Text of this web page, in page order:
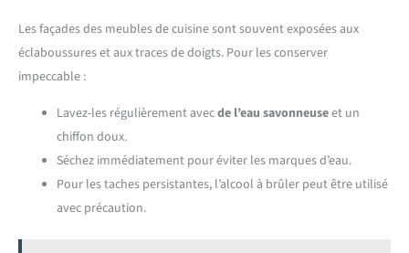
Les façades des meubles de cuisine sont souvent exposées aux
éclaboussures et aux traces de doigts. Pour les conserver
impeccable :
Lavez-les régulièrement avecde l’eau savonneuseet un
chiffon doux.
Séchez immédiatement pour éviter les marques d’eau.
Pour les taches persistantes, l’alcool à brûler peut être utilisé
avec précaution.